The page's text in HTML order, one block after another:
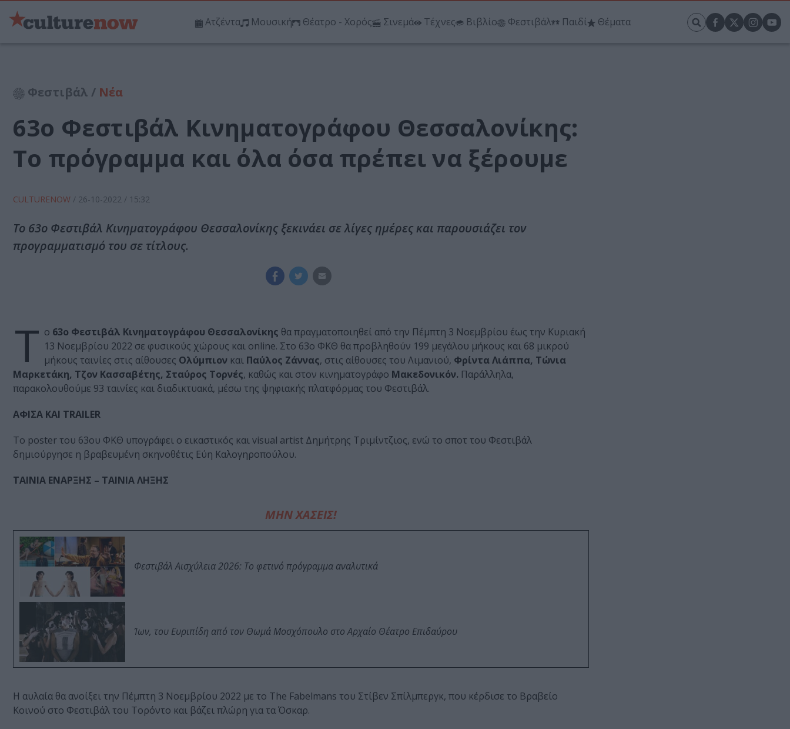
Ατζέντα Μουσική Θέατρο - Χορός Σινεμά Τέχνες Βιβλίο Φεστιβάλ Παιδί Θέματα
Φεστιβάλ / Νέα
63ο Φεστιβάλ Κινηματογράφου Θεσσαλονίκης:
Το πρόγραμμα και όλα όσα πρέπει να ξέρουμε
CULTURENOW / 26-10-2022 / 15:32
Το 63ο Φεστιβάλ Κινηματογράφου Θεσσαλονίκης ξεκινάει σε λίγες ημέρες και παρουσιάζει τον
προγραμματισμό του σε τίτλους.
Τ ο 63ο Φεστιβάλ Κινηματογράφου Θεσσαλονίκης θα πραγματοποιηθεί από την Πέμπτη 3 Νοεμβρίου έως την Κυριακή
13 Νοεμβρίου 2022 σε φυσικούς χώρους και online. Στο 63ο ΦΚΘ θα προβληθούν 199 μεγάλου μήκους και 68 μικρού
μήκους ταινίες στις αίθουσες Ολύμπιον και Παύλος Ζάννας, στις αίθουσες του Λιμανιού, Φρίντα Λιάππα, Τώνια
Μαρκετάκη, Τζον Κασσαβέτης, Σταύρος Τορνές, καθώς και στον κινηματογράφο Μακεδονικόν. Παράλληλα,
παρακολουθούμε 93 ταινίες και διαδικτυακά, μέσω της ψηφιακής πλατφόρμας του Φεστιβάλ.
ΑΦΙΣΑ ΚΑΙ TRAILER
Το poster του 63ου ΦΚΘ υπογράφει ο εικαστικός και visual artist Δημήτρης Τριμίντζιος, ενώ το σποτ του Φεστιβάλ
δημιούργησε η βραβευμένη σκηνοθέτις Εύη Καλογηροπούλου.
ΤΑΙΝΙΑ ΕΝΑΡΞΗΣ – ΤΑΙΝΙΑ ΛΗΞΗΣ
ΜΗΝ ΧΑΣΕΙΣ!
Φεστιβάλ Αισχύλεια 2026: Το φετινό πρόγραμμα αναλυτικά
Ίων, του Ευριπίδη από τον Θωμά Μοσχόπουλο στο Αρχαίο Θέατρο Επιδαύρου
Η αυλαία θα ανοίξει την Πέμπτη 3 Νοεμβρίου 2022 με το The Fabelmans του Στίβεν Σπίλμπεργκ, που κέρδισε το Βραβείο
Κοινού στο Φεστιβάλ του Τορόντο και βάζει πλώρη για τα Όσκαρ.